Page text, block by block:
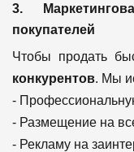
3.
покупателей
Чтобы продать
конкурентов. Мы
-
- Размещение на
- Рекламу на